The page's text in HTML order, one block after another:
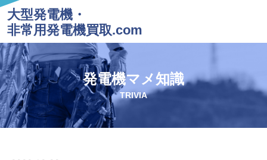
大型発電機・
非常用発電機買取.com
発電機マメ知識
TRIVIA